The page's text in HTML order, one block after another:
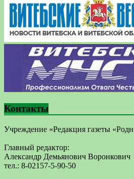
Контакты
Учреждение «Редакция газеты
Главный редактор:
Александр Демьянович Воронкович
тел.: 8-02157-5-90-50